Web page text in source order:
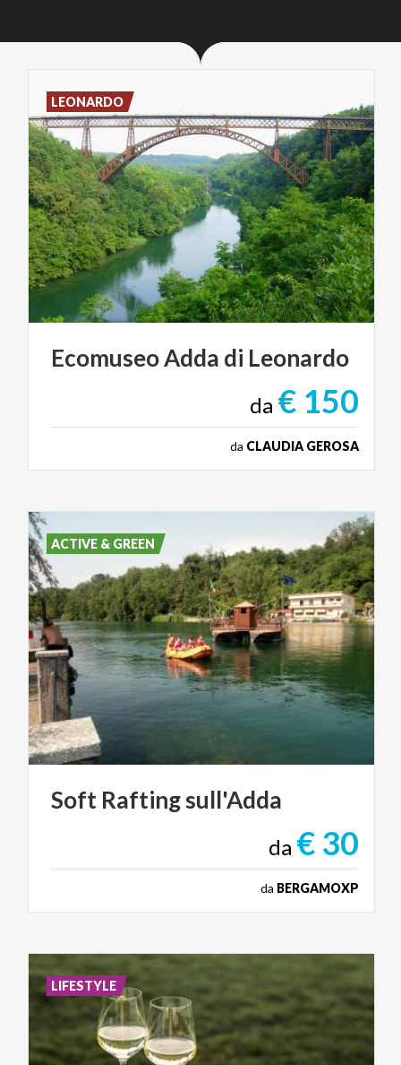
EcomuseoAdda di Leonardo
da € 150
da CLAUDIA GEROSA
LEONARDO
Soft Raftingsull'Adda
da € 30
da BERGAMOXP
ACTIVE & GREEN
LIFESTYLE